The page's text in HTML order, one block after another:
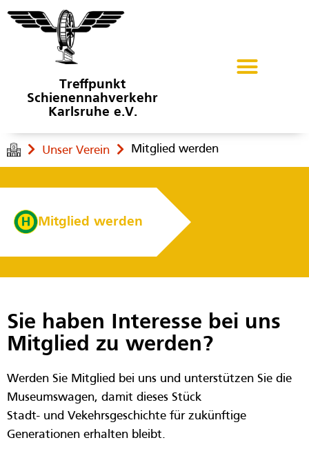
Treffpunkt
Schienennahverkehr
Karlsruhe e.V.
Unser Verein Mitglied werden
Mitglied werden
Sie haben Interesse bei uns
Mitglied zu werden?
Werden Sie Mitglied bei uns und unterstützen Sie die
Museumswagen, damit dieses Stück
Stadt- und Vekehrsgeschichte für zukünftige
Generationen erhalten bleibt.